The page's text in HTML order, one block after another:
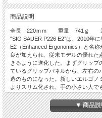
商品説明
全長 220ｍｍ 重量 741ｇ
“SIG SAUER P226 E2”は、2010年
E2（Enhanced Ergonomics）と名
良が加えられ、従来モデルの優れ
きるように進化した。まずグリッ
ているグリップパネルから、左右の
造のものになった。新しいエルゴノ
よりスリム化され、手の小さい人
などが付いてもしっかりとホールド
ガーのストロークを約60％短縮で
準装備となっており、素早い連射を
▼ 商品説